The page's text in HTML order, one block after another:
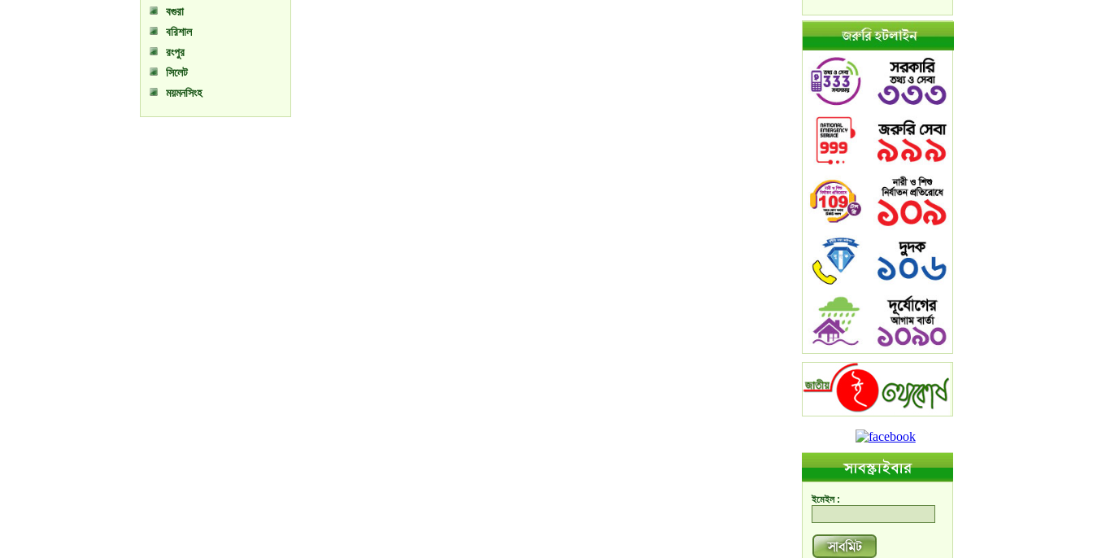
বগুরা
বরিশাল
রংপুর
সিলেট
ময়মনসিংহ
ইমেইল :